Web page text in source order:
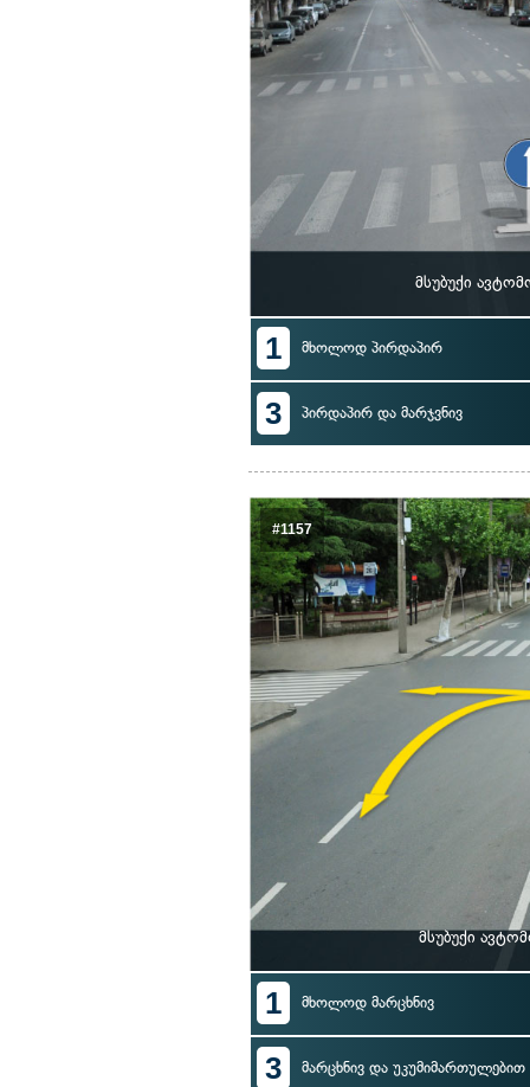
მსუბუქი
1 მხოლოდ პირდაპირ
3 პირდაპირ და მარჯვნივ
#1157
მსუბუქი
1 მხოლოდ მარცხნივ
3 მარცხნივ და უკუმიმართულებით